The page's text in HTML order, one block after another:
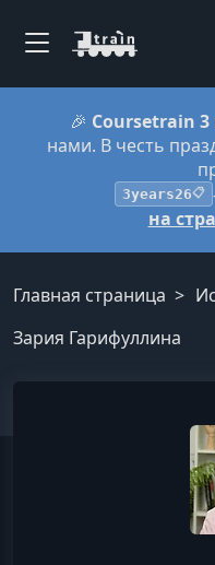
🎉 Coursetrain 3
нами. В честь
3years26📋
на
Главная страница
Зария Гарифуллина